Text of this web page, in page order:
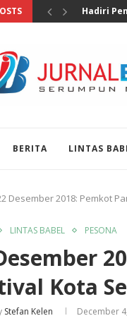
BERITA LINTAS
Desember 2018: Pemkot
LINTAS BABEL PESONA
Kota
Stefan Kelen December